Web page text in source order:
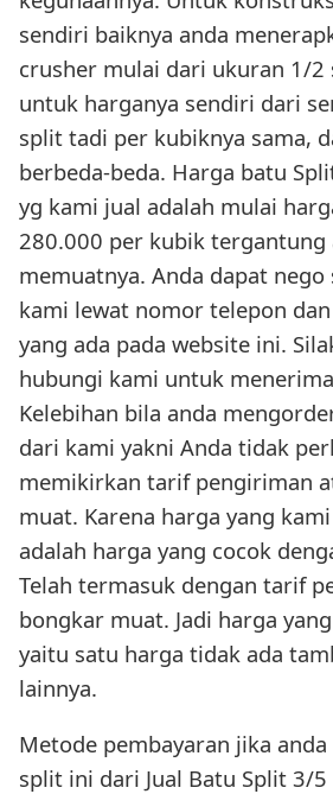
sendiri baiknya anda
crusher mulai dari ukuran 1/2
untuk harganya sendiri dari
split tadi per kubiknya sama,
berbeda-beda. Harga batu
yg kami jual adalah mulai
280.000 per kubik tergantung
memuatnya. Anda dapat nego
kami lewat nomor telepon
yang ada pada website ini.
hubungi kami untuk
Kelebihan bila anda
dari kami yakni Anda tidak
memikirkan tarif pengiriman
muat. Karena harga yang
adalah harga yang cocok
Telah termasuk dengan tarif
bongkar muat. Jadi harga
yaitu satu harga tidak ada
lainnya.
Metode pembayaran jika
split ini dari Jual Batu Split 3/5